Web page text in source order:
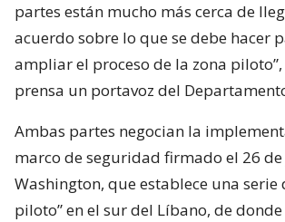
partes están mucho más cerca de
acuerdo sobre lo que se debe hacer
ampliar el proceso de la zona
prensa un portavoz del
Ambas partes negocian la
marco de seguridad firmado el 26
Washington, que establece una serie
piloto” en el sur del Líbano, de